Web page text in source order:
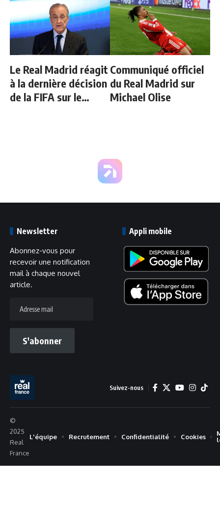
Le Real Madrid réagit
à la dernière décision
de la FIFA sur le
Communiqué officiel
du Real Madrid sur
Michael Olise
Newsletter
Abonnez-vous pour
recevoir une notification
mail à chaque nouvel
article.
mail
S'abonner
Appli mobile
Suivez-nous
©
2025
Real
France
L'équipe Recrutement Confidentialité Cookies